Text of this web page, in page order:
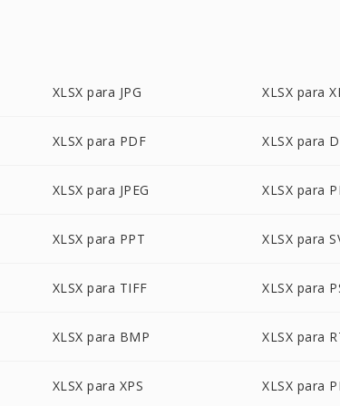
XLSX para JPG XLSX para
XLSX para PDF XLSX para
XLSX para JPEG XLSX para
XLSX para PPT XLSX para
XLSX para TIFF XLSX para
XLSX para BMP XLSX para
XLSX para XPS XLSX para